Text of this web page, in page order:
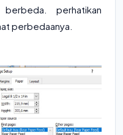
perhatikan
perbedaanya.